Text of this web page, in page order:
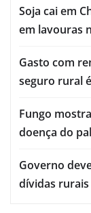
Soja cai em
em lavouras
Gasto com
seguro rural
Fungo
doença do
Governo
dívidas